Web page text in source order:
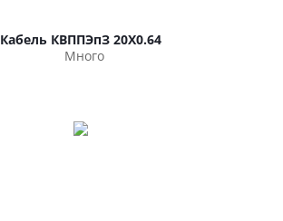
Кабель КВППЭпЗ 20Х0.64
Много